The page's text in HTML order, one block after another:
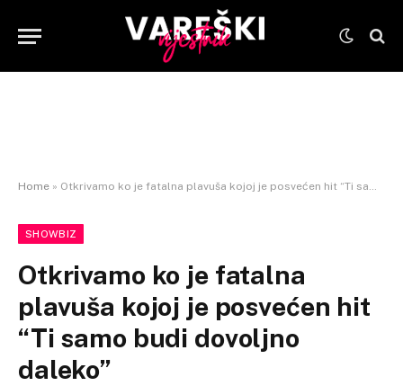
Home » Otkrivamo ko je fatalna plavuša kojoj je posvećen hit “Ti samo budi dovoljno daleko”
SHOWBIZ
Otkrivamo ko je fatalna
plavuša kojoj je posvećen hit
“Ti samo budi dovoljno
daleko”